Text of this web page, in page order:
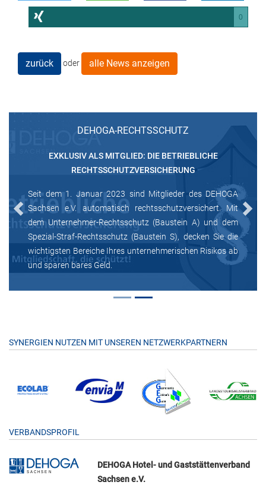
0
zurück oder alle News anzeigen
DEHOGA-RECHTSSCHUTZ
EXKLUSIV ALS MITGLIED: DIE BETRIEBLICHE
RECHTSSCHUTZVERSICHERUNG
Seit dem 1. Januar 2023 sind Mitglieder des DEHOGA
Sachsen e.V. automatisch rechtsschutzversichert. Mit
dem Unternehmer-Rechtsschutz (Baustein A) und dem
Spezial-Straf-Rechtsschutz (Baustein S), decken Sie die
wichtigsten Bereiche Ihres unternehmerischen Risikos ab
und sparen bares Geld.
Previous Next
SYNERGIEN NUTZEN MIT UNSEREN NETZWERKPARTNERN
VERBANDSPROFIL
DEHOGA Hotel- und Gaststättenverband
Sachsen e.V.